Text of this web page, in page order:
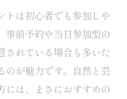
場アート体験を徹底
夏を満喫するアート
心して過ごせる工夫
トは初心者でも参加しや
事前予約や当日参加型の
されている場合も多いた
のが魅力です。自然と芸
には、まさにおすすめの